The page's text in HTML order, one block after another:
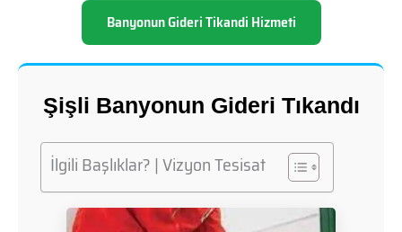
Banyonun Gideri Tikandi Hizmeti
Şişli Banyonun Gideri Tıkandı
İlgili Başlıklar? | Vizyon Tesisat